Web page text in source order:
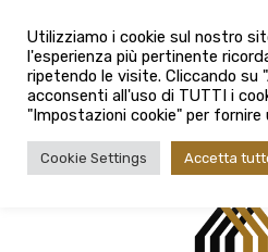
080
Città
Tipologia contratto
Tipologia contratto
Utilizziamo i cookie sul nostro
l'esperienza più pertinente
ripetendo le visite. Cliccando
acconsenti all'uso di TUTTI i
"Impostazioni cookie" per
Cookie Settings Accetta